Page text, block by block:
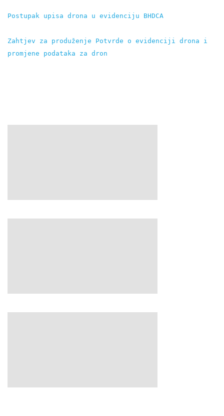
Postupak upisa drona u evidenciju BHDCA
Zahtjev za produženje Potvrde o evidenciji drona i
promjene podataka za dron